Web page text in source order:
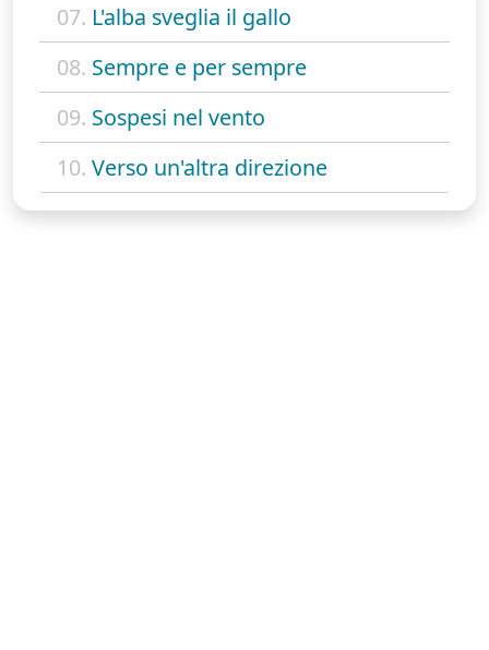
07. L'alba sveglia il gallo
08. Sempre e per sempre
09. Sospesi nel vento
10. Verso un'altra direzione